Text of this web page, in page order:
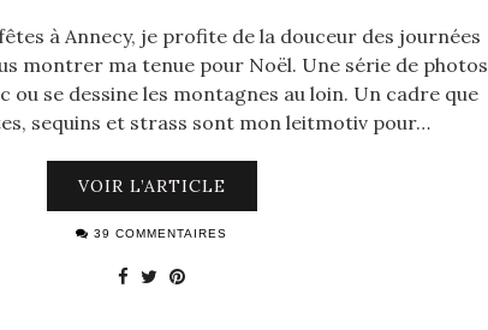
à Annecy, je profite de la douceur des journées
montrer ma tenue pour Noël. Une série de photos
ou se dessine les montagnes au loin. Un cadre que
sequins et strass sont mon leitmotiv pour…
VOIR L’ARTICLE
39 COMMENTAIRES